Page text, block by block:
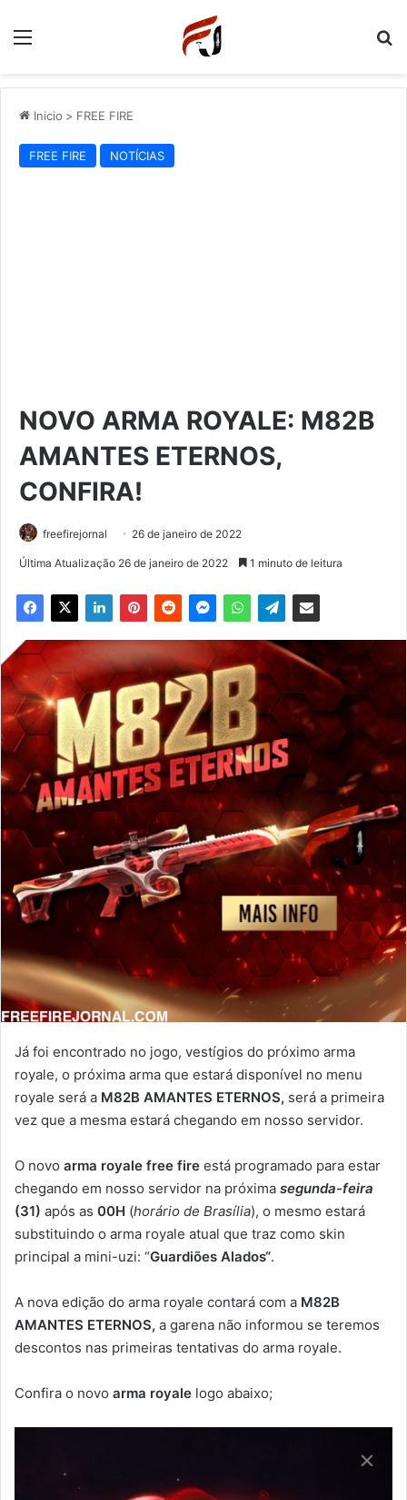
Menu
Inicio > FREE FIRE
FREE FIRE NOTÍCIAS
NOVO ARMA ROYALE: M82B
AMANTES ETERNOS,
CONFIRA!
freefirejornal 26 de janeiro de 2022
Última Atualização 26 de janeiro de 2022 1 minuto de leitura
Já foi encontrado no jogo, vestígios do próximo arma
royale, o próxima arma que estará disponível no menu
royale será a M82B AMANTES ETERNOS, será a primeira
vez que a mesma estará chegando em nosso servidor.
O novo arma royale free fire está programado para estar
chegando em nosso servidor na próxima segunda-feira
(31) após as 00H (horário de Brasília), o mesmo estará
substituindo o arma royale atual que traz como skin
principal a mini-uzi: “Guardiões Alados“.
A nova edição do arma royale contará com a M82B
AMANTES ETERNOS, a garena não informou se teremos
descontos nas primeiras tentativas do arma royale.
Confira o novo arma royale logo abaixo;